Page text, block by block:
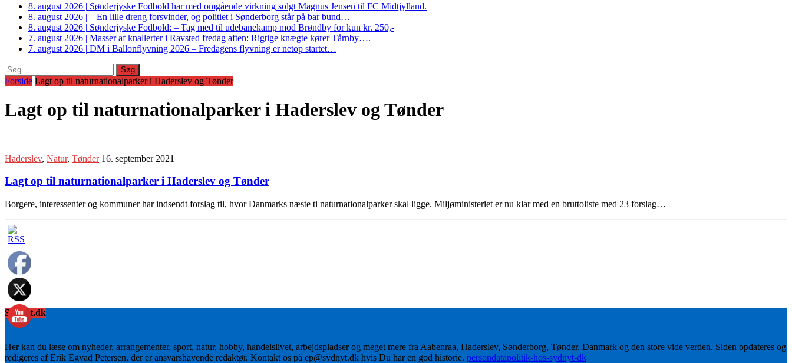
8. august 2026 | Sønderjyske Fodbold har med omgående virkning solgt Magnus Jensen til FC Midtjylland.
8. august 2026 | – En lille dreng forsvinder, og politiet i Sønderborg står på bar bund…
8. august 2026 | Sønderjyske Fodbold: – Tag med til udebanekamp mod Brøndby for kun kr. 250,-
7. august 2026 | Masser af knallerter i Ravsted fredag aften: Rigtige knægte kører Tårnby….
7. august 2026 | DM i Ballonflyvning 2026 – Fredagens flyvning er netop startet…
Søg
efter:
Forside Lagt op til naturnationalparker i Haderslev og Tønder
Lagt op til naturnationalparker i Haderslev og Tønder
Haderslev, Natur, Tønder 16. september 2021
Lagt op til naturnationalparker i Haderslev og Tønder
Borgere, interessenter og kommuner har indsendt forslag til, hvor Danmarks næste ti naturnationalparker skal ligge. Miljøministeriet er nu klar med en bruttoliste med 23 forslag…
Sydnyt.dk
Her kan du læse om nyheder, arrangementer, sport, natur, hobby, handelslivet, arbejdspladser og meget mere fra Aabenraa, Haderslev, Sønderborg, Tønder, Danmark og den store vide verden. Siden opdateres og
redigeres af Erik Egvad Petersen, der er ansvarshavende redaktør. Kontakt os på ep@sydnyt.dk hvis Du har en god historie. persondatapolitik-hos-sydnyt-dk